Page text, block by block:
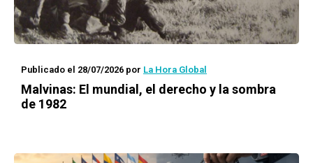
Publicado el 28/07/2026 por La Hora Global
Malvinas: El mundial, el derecho y la sombra
de 1982